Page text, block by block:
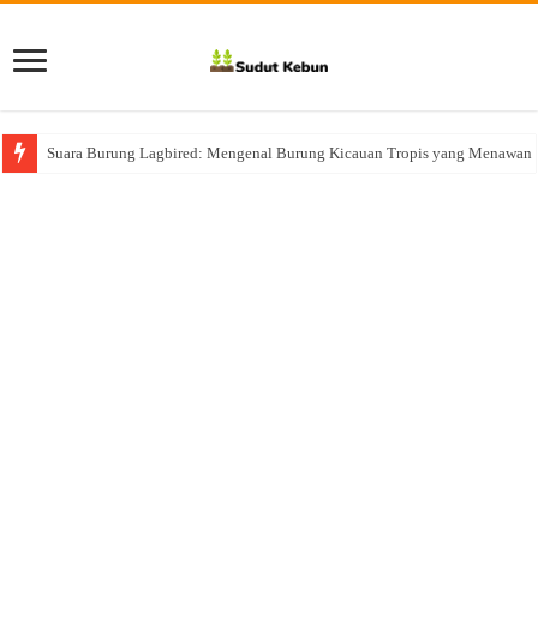
Suara Burung Lagbired: Mengenal Burung Kicauan Tropis yang Menawan